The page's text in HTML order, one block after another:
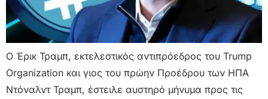
Ο Έρικ Τραμπ, εκτελεστικός αντιπρόεδρος του Trump
Organization και γιος του πρώην Προέδρου των ΗΠΑ
Ντόναλντ Τραμπ, έστειλε αυστηρό μήνυμα προς τις